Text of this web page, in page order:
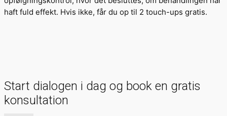
haft fuld effekt. Hvis ikke, får du op til 2 touch-ups gratis.
Start dialogen i dag og book en gratis
konsultation